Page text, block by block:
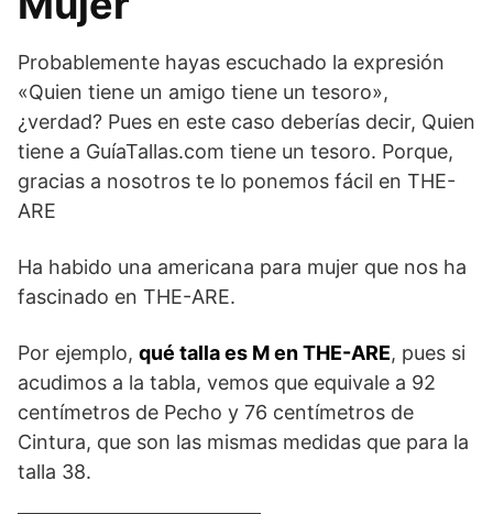
Probablemente hayas escuchado la expresión
«Quien tiene un amigo tiene un tesoro»,
¿verdad? Pues en este caso deberías decir, Quien
tiene a GuíaTallas.com tiene un tesoro. Porque,
gracias a nosotros te lo ponemos fácil en THE-
ARE
Ha habido una americana para mujer que nos ha
fascinado en THE-ARE.
Por ejemplo, qué talla es M en THE-ARE, pues si
acudimos a la tabla, vemos que equivale a 92
centímetros de Pecho y 76 centímetros de
Cintura, que son las mismas medidas que para la
talla 38.